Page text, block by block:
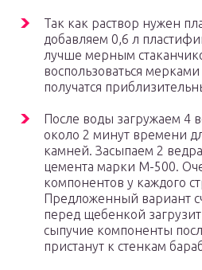
Так как раствор нужен
добавляем 0,6 л
лучше мерным
воспользоваться
получатся
После воды загружаем 4
около 2 минут времени
камней. Засыпаем 2
цемента марки М-500.
компонентов у каждого
Предложенный вариант
перед щебенкой
сыпучие компоненты
пристанут к стенкам